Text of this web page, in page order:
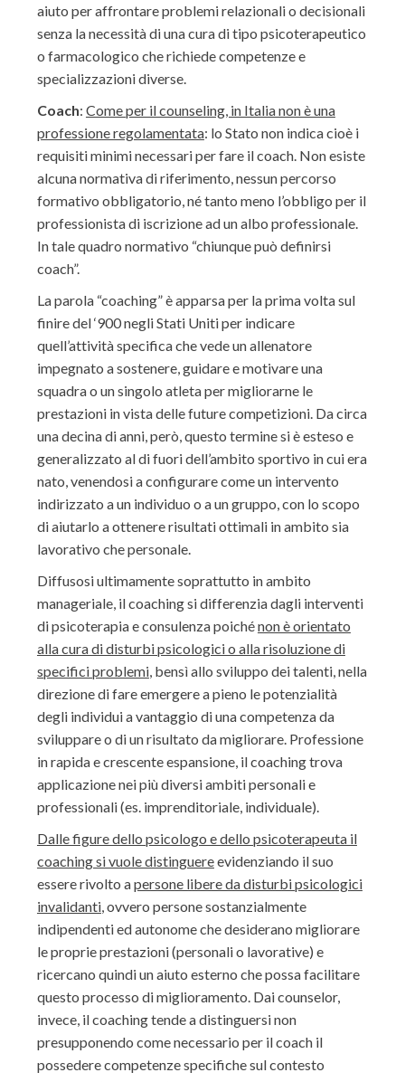
aiuto per affrontare problemi relazionali o decisionali
senza la necessità di una cura di tipo psicoterapeutico
o farmacologico che richiede competenze e
specializzazioni diverse.
Coach: Come per il counseling, in Italia non è una
professione regolamentata: lo Stato non indica cioè i
requisiti minimi necessari per fare il coach. Non esiste
alcuna normativa di riferimento, nessun percorso
formativo obbligatorio, né tanto meno l’obbligo per il
professionista di iscrizione ad un albo professionale.
In tale quadro normativo “chiunque può definirsi
coach”.
La parola “coaching” è apparsa per la prima volta sul
finire del ‘900 negli Stati Uniti per indicare
quell’attività specifica che vede un allenatore
impegnato a sostenere, guidare e motivare una
squadra o un singolo atleta per migliorarne le
prestazioni in vista delle future competizioni. Da circa
una decina di anni, però, questo termine si è esteso e
generalizzato al di fuori dell’ambito sportivo in cui era
nato, venendosi a configurare come un intervento
indirizzato a un individuo o a un gruppo, con lo scopo
di aiutarlo a ottenere risultati ottimali in ambito sia
lavorativo che personale.
Diffusosi ultimamente soprattutto in ambito
manageriale, il coaching si differenzia dagli interventi
di psicoterapia e consulenza poichénon è orientato
alla cura di disturbi psicologici o alla risoluzione di
specifici problemi, bensì allo sviluppo dei talenti, nella
direzione di fare emergere a pieno le potenzialità
degli individui a vantaggio di una competenza da
sviluppare o di un risultato da migliorare. Professione
in rapida e crescente espansione, il coaching trova
applicazione nei più diversi ambiti personali e
professionali (es. imprenditoriale, individuale).
Dalle figure dello psicologo e dello psicoterapeuta il
coaching si vuole distinguereevidenziando il suo
essere rivolto apersone libere da disturbi psicologici
invalidanti, ovvero persone sostanzialmente
indipendenti ed autonome che desiderano migliorare
le proprie prestazioni (personali o lavorative) e
ricercano quindi un aiuto esterno che possa facilitare
questo processo di miglioramento. Dai counselor,
invece, il coaching tende a distinguersi non
presupponendo come necessario per il coach il
possedere competenze specifiche sul contesto